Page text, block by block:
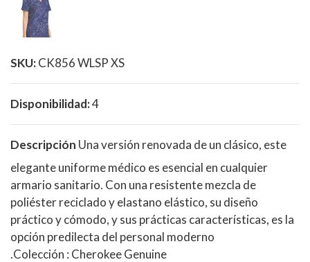
SKU:CK856 WLSP XS
Disponibilidad:4
Descripción Una versión renovada de un clásico, este
elegante uniforme médico es esencial en cualquier
armario sanitario. Con una resistente mezcla de
poliéster reciclado y elastano elástico, su diseño
práctico y cómodo, y sus prácticas características, es la
opción predilecta del personal moderno
.Colección : Cherokee Genuine